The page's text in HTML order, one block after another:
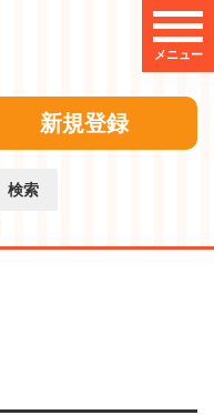
メニュー
新規登録
検索